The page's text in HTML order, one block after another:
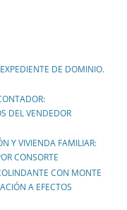
DE DOMINIO.
DEL VENDEDOR
Y VIVIENDA FAMILIAR:
CONSORTE
CON MONTE
A EFECTOS